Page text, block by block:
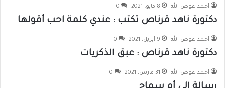
أحمد عوض الله 8 مايو، 2021 0
دكتورة ناهد قرناص تكتب : عندي كلمة احب أقولها
أحمد عوض الله 9 أبريل، 2021 0
دكتورة ناهد قرناص : عبق الذكريات
أحمد عوض الله 31 مارس، 2021 0